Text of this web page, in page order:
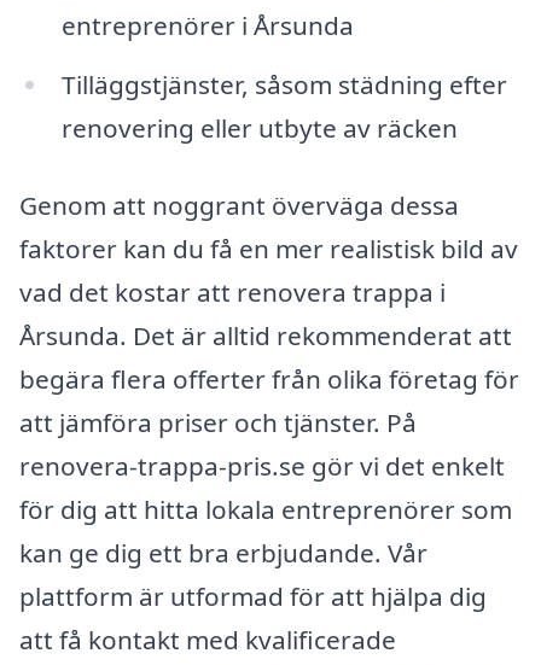
entreprenörer i Årsunda
Tilläggstjänster, såsom städning efter
renovering eller utbyte av räcken
Genom att noggrant överväga dessa
faktorer kan du få en mer realistisk bild av
vad det kostar att renovera trappa i
Årsunda. Det är alltid rekommenderat att
begära flera offerter från olika företag för
att jämföra priser och tjänster. På
renovera-trappa-pris.se gör vi det enkelt
för dig att hitta lokala entreprenörer som
kan ge dig ett bra erbjudande. Vår
plattform är utformad för att hjälpa dig
att få kontakt med kvalificerade